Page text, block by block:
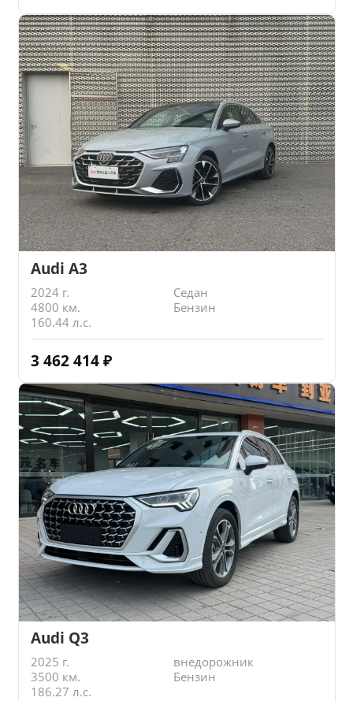
Audi A3
2024 г.
Седан
4800 км.
Бензин
160.44 л.с.
3 462 414 ₽
Audi Q3
2025 г.
внедорожник
3500 км.
Бензин
186.27 л.с.